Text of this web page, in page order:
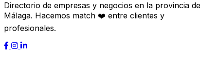
Directorio de empresas y negocios en la provincia de
Málaga. Hacemos match ❤️ entre clientes y
profesionales.